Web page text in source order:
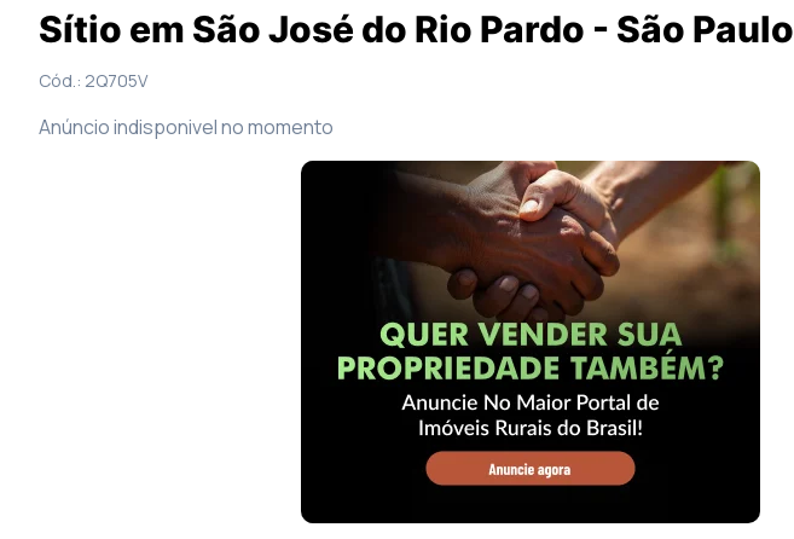
Sítio em São José do Rio Pardo - São Paulo
Cód.: 2Q705V
Anúncio indisponivel no momento